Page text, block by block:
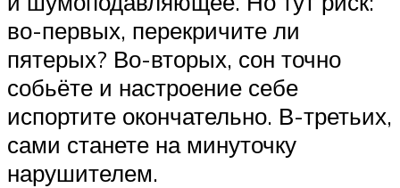
во-первых, перекричите ли
пятерых? Во-вторых, сон точно
собьёте и настроение себе
испортите окончательно. В-третьих,
сами станете на минуточку
нарушителем.